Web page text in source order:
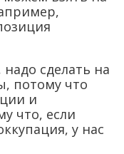
сделать на
потому что
и
что, если
у нас